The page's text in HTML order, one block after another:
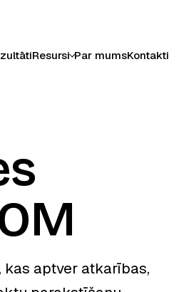
Resursi Par mumsKontakti
aptver atkarības,